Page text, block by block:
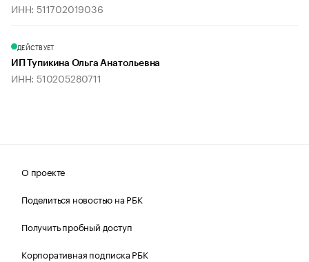
ИНН: 511702019036
ДЕЙСТВУЕТ
ИП Тупикина Ольга Анатольевна
ИНН: 510205280711
О проекте
Поделиться новостью на РБК
Получить пробный доступ
Корпоративная подписка РБК